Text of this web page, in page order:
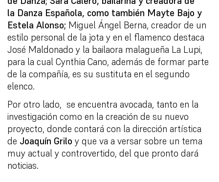
la Danza Española, como también Mayte Bajo y
Estela Alonso; Miguel Ángel Berna, creador de un
estilo personal de la jota y en el flamenco destaca
José Maldonado y la bailaora malagueña La Lupi,
para la cual Cynthia Cano, además de formar parte
de la compañía, es su sustituta en el segundo
elenco.
Por otro lado, se encuentra avocada, tanto en la
investigación como en la creación de su nuevo
proyecto, donde contará con la dirección artística
de Joaquín Grilo y que va a versar sobre un tema
muy actual y controvertido, del que pronto dará
noticias.